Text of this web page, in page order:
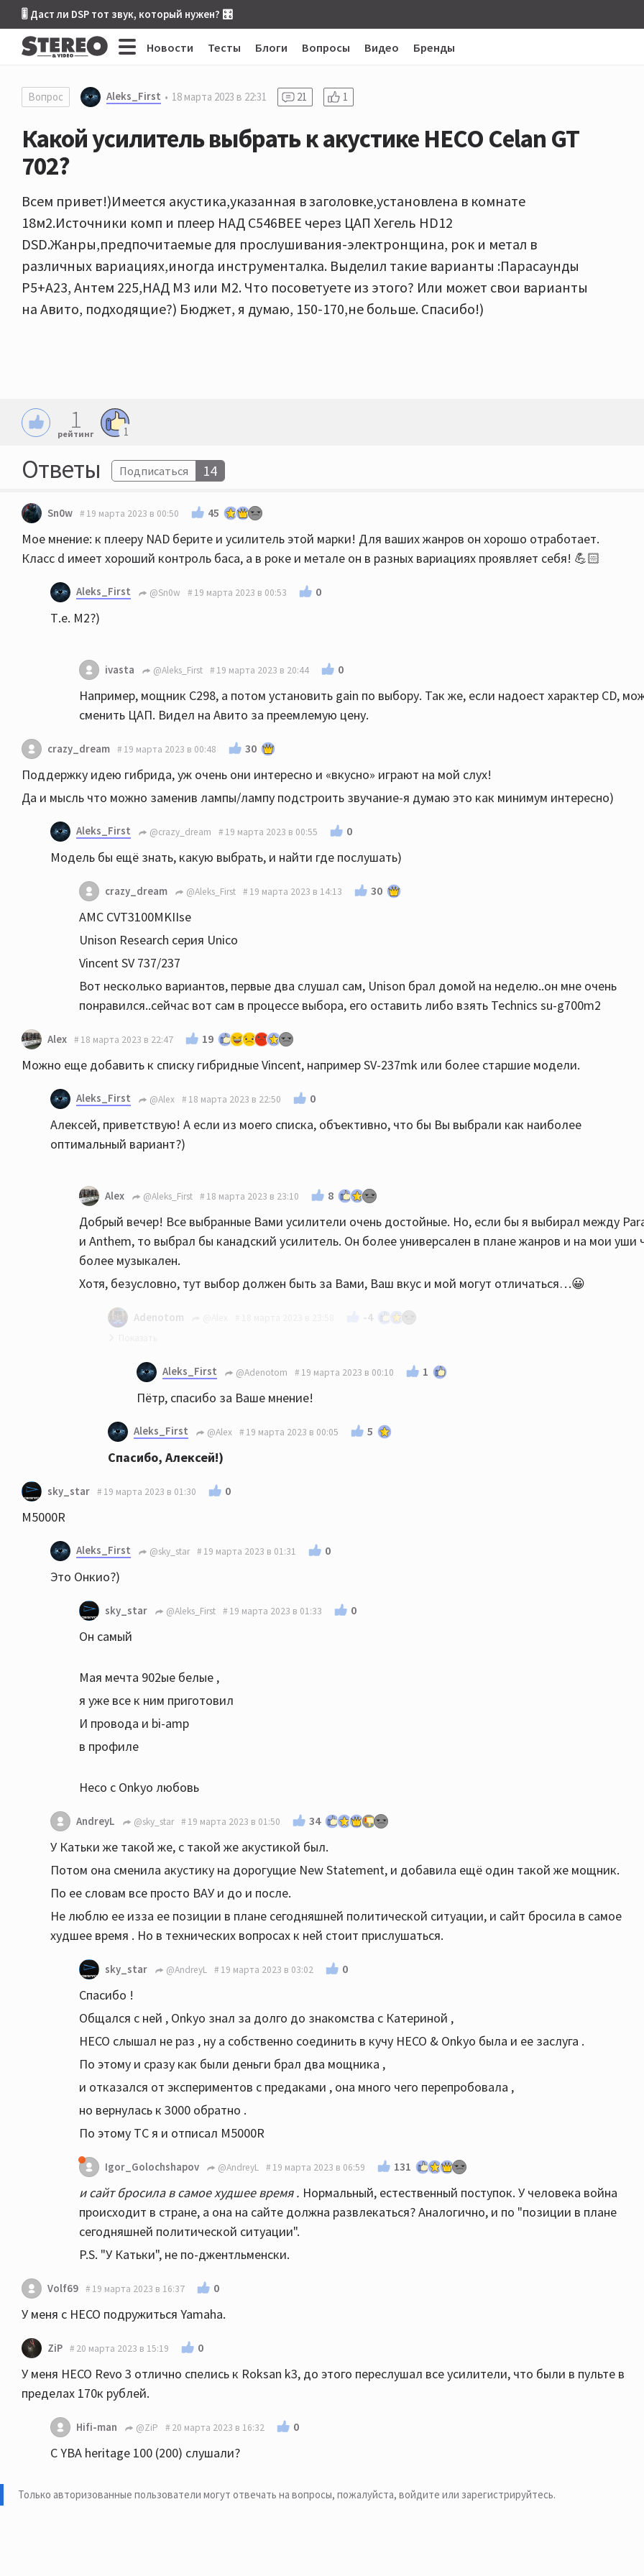
🎚 Даст ли DSP тот звук, который нужен? 🎛
Новости Тесты Блоги Вопросы Видео Бренды
Вопрос Aleks_First 18 марта 2023 в 22:31 21 1
Какой усилитель выбрать к акустике HECO Celan GT
702?
Всем привет!)Имеется акустика,указанная в заголовке,установлена в комнате
18м2.Источники комп и плеер НАД С546ВЕЕ через ЦАП Хегель HD12
DSD.Жанры,предпочитаемые для прослушивания-электронщина, рок и метал в
различных вариациях,иногда инструменталка. Выделил такие варианты :Парасаунды
P5+A23, Антем 225,НАД М3 или М2. Что посоветуете из этого? Или может свои варианты
на Авито, подходящие?) Бюджет, я думаю, 150-170,не больше. Спасибо!)
1
рейтинг 1
Ответы Подписаться 14
Sn0w 19 марта 2023 в 00:50 45
Мое мнение: к плееру NAD берите и усилитель этой марки! Для ваших жанров он хорошо отработает.
Класс d имеет хороший контроль баса, а в роке и метале он в разных вариациях проявляет себя! 💪🏻
Aleks_First @Sn0w 19 марта 2023 в 00:53 0
Т.е. М2?)
ivasta @Aleks_First 19 марта 2023 в 20:44 0
Например, мощник C298, а потом установить gain по выбору. Так же, если надоест характер CD,
сменить ЦАП. Видел на Авито за преемлемую цену.
crazy_dream 19 марта 2023 в 00:48 30
Поддержку идею гибрида, уж очень они интересно и «вкусно» играют на мой слух!
Да и мысль что можно заменив лампы/лампу подстроить звучание-я думаю это как минимум интересно)
Aleks_First @crazy_dream 19 марта 2023 в 00:55 0
Модель бы ещё знать, какую выбрать, и найти где послушать)
crazy_dream @Aleks_First 19 марта 2023 в 14:13 30
AMC CVT3100MKIIse
Unison Research серия Unico
Vincent SV 737/237
Вот несколько вариантов, первые два слушал сам, Unison брал домой на неделю..он мне очень
понравился..сейчас вот сам в процессе выбора, его оставить либо взять Technics su-g700m2
Alex 18 марта 2023 в 22:47 19
Можно еще добавить к списку гибридные Vincent, например SV-237mk или более старшие модели.
Aleks_First @Alex 18 марта 2023 в 22:50 0
Алексей, приветствую! А если из моего списка, объективно, что бы Вы выбрали как наиболее
оптимальный вариант?)
Alex @Aleks_First 18 марта 2023 в 23:10 8
Добрый вечер! Все выбранные Вами усилители очень достойные. Но, если бы я выбирал между
и Anthem, то выбрал бы канадский усилитель. Он более универсален в плане жанров и на мои уши
более музыкален.
Хотя, безусловно, тут выбор должен быть за Вами, Ваш вкус и мой могут отличаться…😀
Adenotom -4
Поддержу насчет Anthem и Vincent
Aleks_First @Adenotom 19 марта 2023 в 00:10 1
Пётр, спасибо за Ваше мнение!
Aleks_First @Alex 19 марта 2023 в 00:05 5
Спасибо, Алексей!)
sky_star 19 марта 2023 в 01:30 0
M5000R
Aleks_First @sky_star 19 марта 2023 в 01:31 0
Это Онкио?)
sky_star @Aleks_First 19 марта 2023 в 01:33 0
Он самый
Мая мечта 902ые белые ,
я уже все к ним приготовил
И провода и bi-amp
в профиле
Heco с Onkyo любовь
AndreyL @sky_star 19 марта 2023 в 01:50 34
У Катьки же такой же, с такой же акустикой был.
Потом она сменила акустику на дорогущие New Statement, и добавила ещё один такой же мощник.
По ее словам все просто ВАУ и до и после.
Не люблю ее изза ее позиции в плане сегодняшней политической ситуации, и сайт бросила в самое
худшее время . Но в технических вопросах к ней стоит прислушаться.
sky_star @AndreyL 19 марта 2023 в 03:02 0
Спасибо !
Общался с ней , Onkyo знал за долго до знакомства с Катериной ,
HECO слышал не раз , ну а собственно соединить в кучу HECO & Onkyo была и ее заслуга .
По этому и сразу как были деньги брал два мощника ,
и отказался от экспериментов с предаками , она много чего перепробовала ,
но вернулась к 3000 обратно .
По этому ТС я и отписал M5000R
Igor_Golochshapov @AndreyL 19 марта 2023 в 06:59 131
и сайт бросила в самое худшее время . Нормальный, естественный поступок. У человека война
происходит в стране, а она на сайте должна развлекаться? Аналогично, и по "позиции в плане
сегодняшней политической ситуации".
P.S. "У Катьки", не по-джентльменски.
Volf69 19 марта 2023 в 16:37 0
У меня с HECO подружиться Yamaha.
ZiP 20 марта 2023 в 15:19 0
У меня HECO Revo 3 отлично спелись к Roksan k3, до этого переслушал все усилители, что были в пульте в
пределах 170к рублей.
Hifi-man @ZiP 20 марта 2023 в 16:32 0
С YBA heritage 100 (200) слушали?
Только авторизованные пользователи могут отвечать на вопросы, пожалуйста, войдите или зарегистрируйтесь.